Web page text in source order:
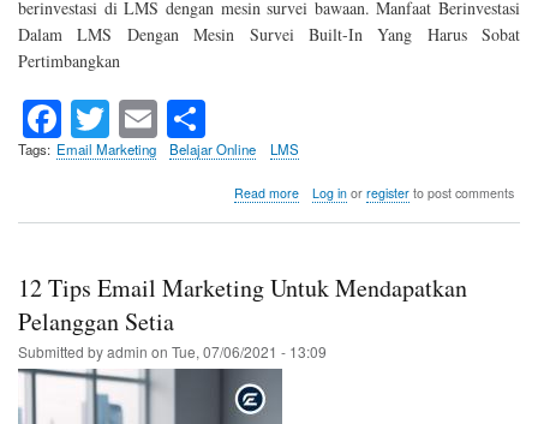
berinvestasi di LMS dengan mesin survei bawaan. Manfaat Berinvestasi
Dalam LMS Dengan Mesin Survei Built-In Yang Harus Sobat
Pertimbangkan
Fa
ce
ok
T
wi
r
E
m ha
re
Tags Email Marketing Belajar Online LMS
Read moreabout
Berinvestasi
Dengan
Log inor registerto post comments
12 Tips Email Marketing Untuk Mendapatkan
Pelanggan Setia
Submitted byadmin on Tue, 07/06/2021 - 13:09